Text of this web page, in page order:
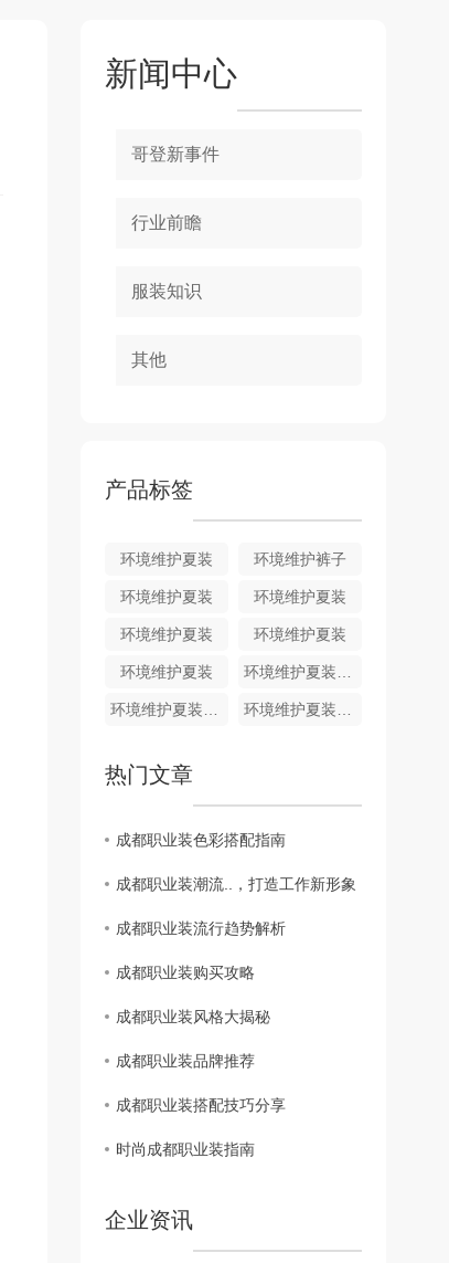
新闻中心
哥登新事件
行业前瞻
服装知识
其他
产品标签
环境维护夏装 环境维护裤子
环境维护夏装 环境维护夏装
环境维护夏装 环境维护夏装
环境维护夏装 环境维护夏装HJ011
环境维护夏装HJ010 环境维护夏装HJ009
热门文章
成都职业装色彩搭配指南
成都职业装潮流..，打造工作新形象
成都职业装流行趋势解析
成都职业装购买攻略
成都职业装风格大揭秘
成都职业装品牌推荐
成都职业装搭配技巧分享
时尚成都职业装指南
企业资讯